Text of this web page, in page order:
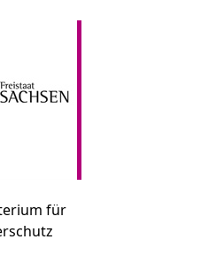
für